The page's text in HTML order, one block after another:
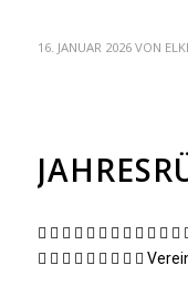
16. JANUAR 2026 VON
           
        